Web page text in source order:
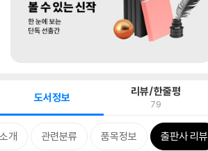
도서정보 리뷰/한줄평
79
개 관련분류 품목정보 출판사 리뷰